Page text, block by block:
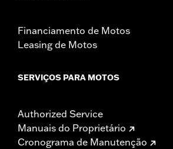
Financiamento de Motos
Leasing de Motos
SERVIÇOS PARA MOTOS
Authorized Service
Manuais do Proprietário
Cronograma de Manutenção